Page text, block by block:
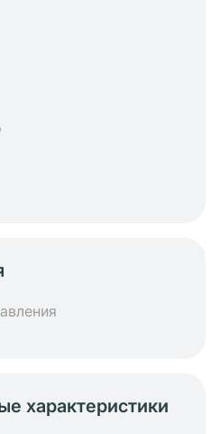
характеристики